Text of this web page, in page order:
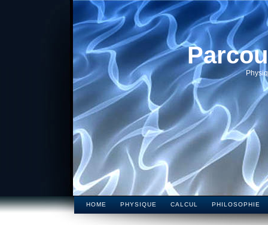
HOME PHYSIQUE CALCUL PHILOSOPHIE